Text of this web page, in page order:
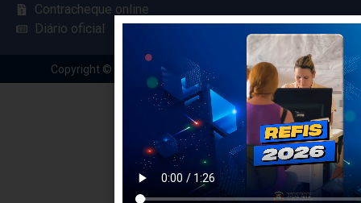
Contracheque online
Diário oficial
Copyright © 2024 Criado com pela Renovar Web